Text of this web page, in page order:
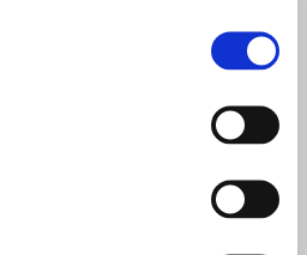
există recenzii